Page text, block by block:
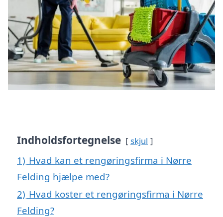
Indholdsfortegnelse skjul
1) Hvad kan et rengøringsfirma i Nørre
Felding hjælpe med?
2) Hvad koster et rengøringsfirma i Nørre
Felding?